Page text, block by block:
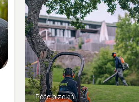
Péče o zeleň